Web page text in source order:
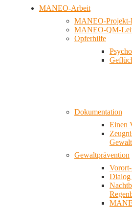
MANEO-Arbeit
MANEO-Projekt-
MANEO-QM-
Opferhilfe
Dokumentation
Einen
Gewalt
Gewaltprävention
Dialog